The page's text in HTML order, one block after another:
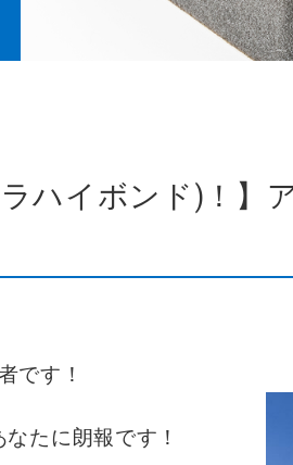
ハイボンド)！】
です！
たに朗報です！